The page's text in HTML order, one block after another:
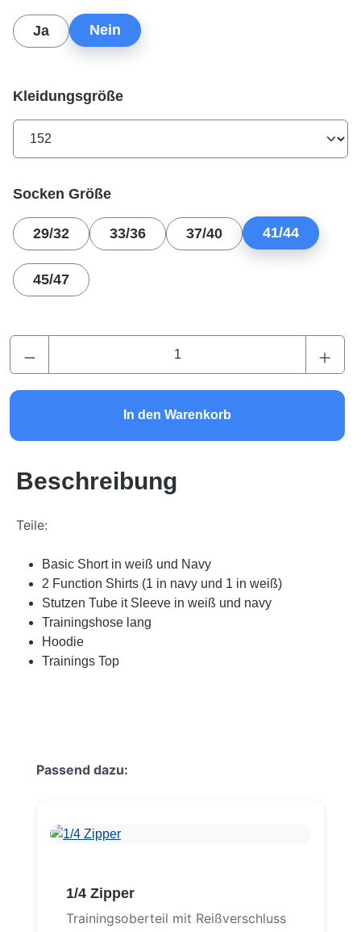
Ja Nein
Kleidungsgrößeauswählen
Socken Größeauswählen
29/32 33/36 37/40 41/44
45/47
Produkt Anzahl: Gib den gewünschten
In den Warenkorb
Beschreibung
Teile:
Basic Short in weiß und Navy
2 Function Shirts (1 in navy und 1 in weiß)
Stutzen Tube it Sleeve in weiß und navy
Trainingshose lang
Hoodie
Trainings Top
Produktgalerie überspringen
Passend dazu:
1/4 Zipper
Trainingsoberteil mit Reißverschluss